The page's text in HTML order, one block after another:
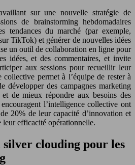
sur une nouvelle stratégie de
de brainstorming hebdomadaires
tendances du marché (par exemple,
TikTok) et générer de nouvelles idées
un outil de collaboration en ligne pour
idées, et des commentaires, et invite
aux sessions pour recueillir leur
permet à l’équipe de rester à
développer des campagnes marketing
de mieux répondre aux besoins des
l’intelligence collective ont
20% de leur capacité d’innovation et
efficacité opérationnelle.
silver clouding pour les